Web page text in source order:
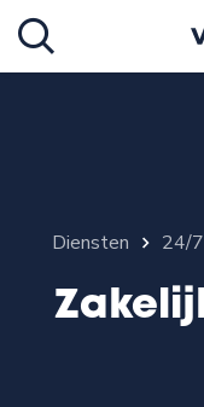
Diensten 24/